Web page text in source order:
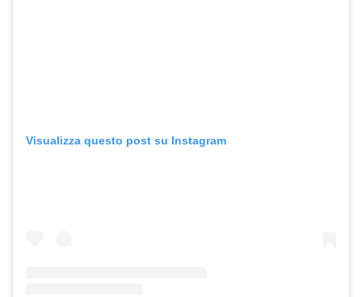
Visualizza questo post su Instagram